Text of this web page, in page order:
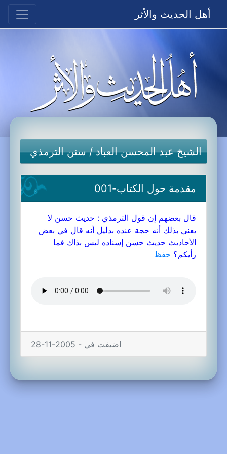
أهل الحديث والأثر
الشيخ عبد المحسن العباد/سنن الترمذي
مقدمة حول الكتاب-001
قال بعضهم إن قول الترمذي : حديث حسن لا
يعني بذلك أنه حجة عنده بدليل أنه قال في بعض
الأحاديث حديث حسن إسناده ليس بذاك فما
رأيكم؟ حفظ
اضيفت في - 2005-11-28